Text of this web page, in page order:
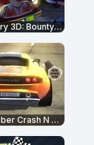
Parking Fury 3D: Bounty Hunter
Burnin Rubber Crash N Burn